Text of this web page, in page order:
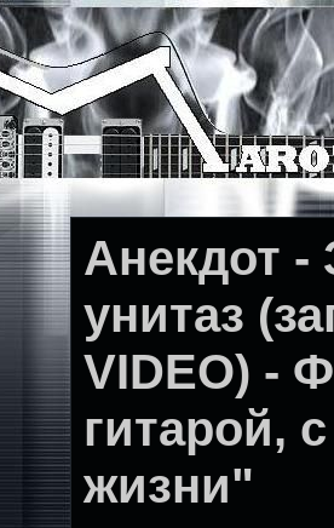
Анекдот -
унитаз
VIDEO) -
гитарой,
жизни"